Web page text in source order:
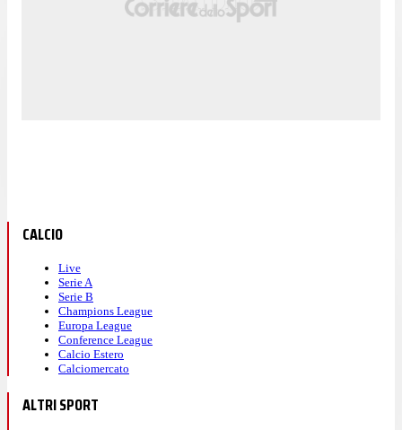
CALCIO
Live
Serie A
Serie B
Champions League
Europa League
Conference League
Calcio Estero
Calciomercato
ALTRI SPORT